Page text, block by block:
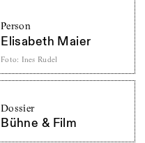
Person
Elisabeth Maier
Foto: Ines Rudel
Dossier
Bühne & Film